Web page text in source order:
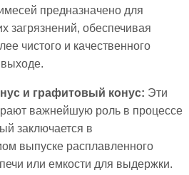
предназначено для
загрязнений, обеспечивая
чистого и качественного
и графитовый конус: Эти
важнейшую роль в процессе
заключается в
выпуске расплавленного
или емкости для выдержки.